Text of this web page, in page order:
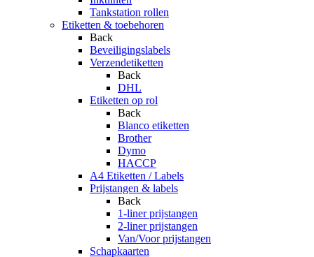
Tankstation rollen
Etiketten & toebehoren
Back
Beveiligingslabels
Verzendetiketten
Back
DHL
Etiketten op rol
Back
Blanco etiketten
Brother
Dymo
HACCP
A4 Etiketten / Labels
Prijstangen & labels
Back
1-liner prijstangen
2-liner prijstangen
Van/Voor prijstangen
Schapkaarten